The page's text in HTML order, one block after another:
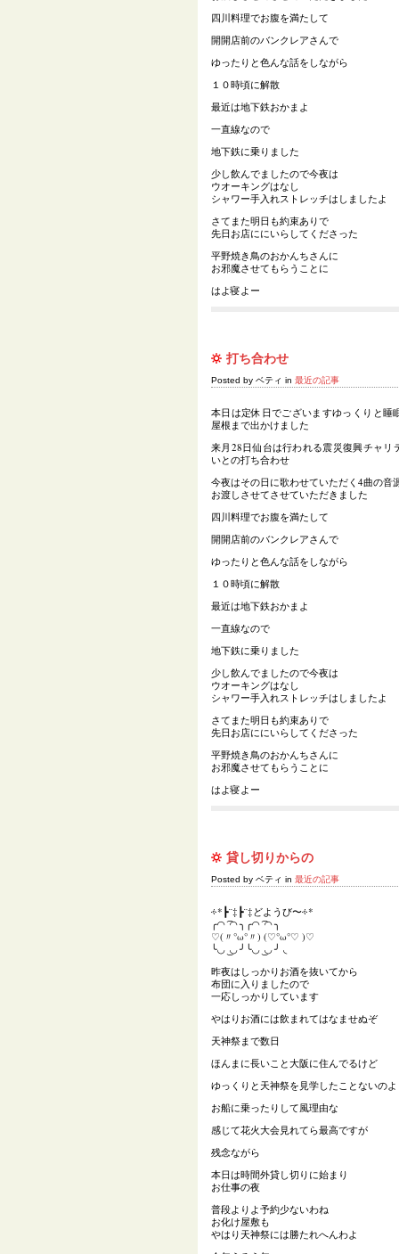
四川料理でお腹を満たして
開開店前のバンクレアさんで
ゆったりと色んな話をしながら
１０時頃に解散
最近は地下鉄おかまよ
一直線なので
地下鉄に乗りました
少し飲んでましたので今夜は
ウオーキングはなし
シャワー手入れストレッチはしましたよ
さてまた明日も約束ありで
先日お店ににいらしてくださった
平野焼き鳥のおかんちさんに
お邪魔させてもらうことに
はよ寝よー
打ち合わせ
Posted by ベティ in 最近の記事
本日は定休日でございますゆっくりと睡
屋根まで出かけました
来月28日仙台は行われる震災復興チャリ
いとの打ち合わせ
今夜はその日に歌わせていただく4曲の音
お渡しさせてさせていただきました
四川料理でお腹を満たして
開開店前のバンクレアさんで
ゆったりと色んな話をしながら
１０時頃に解散
最近は地下鉄おかまよ
一直線なので
地下鉄に乗りました
少し飲んでましたので今夜は
ウオーキングはなし
シャワー手入れストレッチはしましたよ
さてまた明日も約束ありで
先日お店ににいらしてくださった
平野焼き鳥のおかんちさんに
お邪魔させてもらうことに
はよ寝よー
貸し切りからの
Posted by ベティ in 最近の記事
༓*┣¨‡┣¨‡どようび〜༓*
╭◜◝ ͡ ◜◝ ╮╭◜◝ ͡ ◜◝ ╮
♡(〃°ω°〃) (♡°ω°♡ )♡
╰◟◞ ͜ ◟◞ ╯╰◟◞ ͜ ◟◞ ╯ ◟
昨夜はしっかりお酒を抜いてから
布団に入りましたので
一応しっかりしています
やはりお酒には飲まれてはなませぬぞ
天神祭まで数日
ほんまに長いこと大阪に住んでるけど
ゆっくりと天神祭を見学したことないのよ
お船に乗ったりして風理由な
感じて花火大会見れてら最高ですが
残念ながら
本日は時間外貸し切りに始まり
お仕事の夜
普段よりよ予約少ないわね
お化け屋敷も
やはり天神祭には勝たれへんわよ